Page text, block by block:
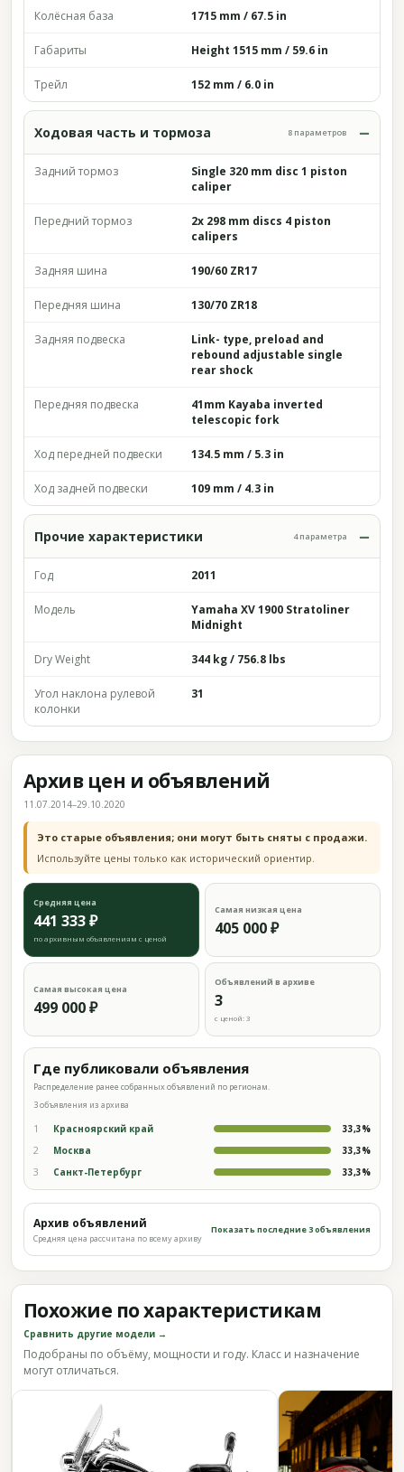
Колёсная база 1715 mm / 67.5 in
Габариты Height 1515 mm / 59.6 in
Трейл 152 mm / 6.0 in
Ходовая часть и тормоза 8 параметров
Задний тормоз
Single 320 mm disc 1 piston
caliper
Передний тормоз
2x 298 mm discs 4 piston
calipers
Задняя шина 190/60 ZR17
Передняя шина 130/70 ZR18
Задняя подвеска
Link- type, preload and
rebound adjustable single
rear shock
Передняя подвеска
41mm Kayaba inverted
telescopic fork
Ход передней подвески 134.5 mm / 5.3 in
Ход задней подвески 109 mm / 4.3 in
Прочие характеристики 4 параметра
Год 2011
Модель
Yamaha XV 1900 Stratoliner
Midnight
Dry Weight 344 kg / 756.8 lbs
Угол наклона рулевой
колонки
31
Архив цен и объявлений
11.07.2014–29.10.2020
Это старые объявления; они могут быть сняты с продажи.
Используйте цены только как исторический ориентир.
Средняя цена
441 333 ₽
по архивным объявлениям с ценой
Самая низкая цена
405 000 ₽
Самая высокая цена
499 000 ₽
Объявлений в архиве
3
с ценой: 3
Где публиковали объявления
Распределение ранее собранных объявлений по регионам.
3 объявления из архива
1 Красноярский край 33,3%
2 Москва 33,3%
3 Санкт-Петербург 33,3%
Архив объявлений
Средняя цена рассчитана по всему архиву
Показать последние 3 объявления
Похожие по характеристикам
Сравнить другие модели →
Подобраны по объёму, мощности и году. Класс и назначение
могут отличаться.